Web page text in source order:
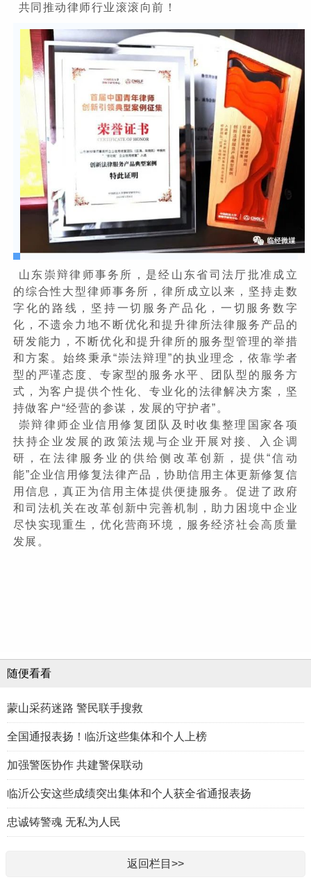
共同推动律师行业滚滚向前！
山东崇辩律师事务所，是经山东省司法厅批准成立
的综合性大型律师事务所，律所成立以来，坚持走数
字化的路线，坚持一切服务产品化，一切服务数字
化，不遗余力地不断优化和提升律所法律服务产品的
研发能力，不断优化和提升律所的服务型管理的举措
和方案。始终秉承“崇法辩理”的执业理念，依靠学者
型的严谨态度、专家型的服务水平、团队型的服务方
式，为客户提供个性化、专业化的法律解决方案，坚
持做客户“经营的参谋，发展的守护者”。
崇辩律师企业信用修复团队及时收集整理国家各项
扶持企业发展的政策法规与企业开展对接、入企调
研，在法律服务业的供给侧改革创新，提供“信动
能”企业信用修复法律产品，协助信用主体更新修复信
用信息，真正为信用主体提供便捷服务。促进了政府
和司法机关在改革创新中完善机制，助力困境中企业
尽快实现重生，优化营商环境，服务经济社会高质量
发展。
随便看看
蒙山采药迷路 警民联手搜救
全国通报表扬！临沂这些集体和个人上榜
加强警医协作 共建警保联动
临沂公安这些成绩突出集体和个人获全省通报表扬
忠诚铸警魂 无私为人民
返回栏目>>